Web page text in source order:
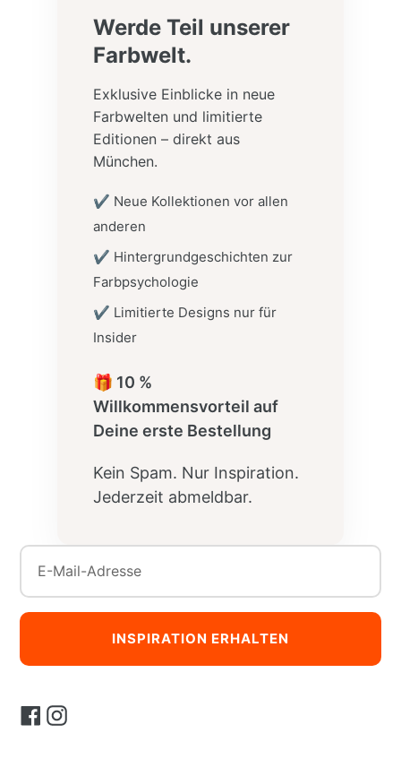
Werde Teil unserer
Farbwelt.
Exklusive Einblicke in neue
Farbwelten und limitierte
Editionen – direkt aus
München.
✔ Neue Kollektionen vor allen
anderen
✔ Hintergrundgeschichten zur
Farbpsychologie
✔ Limitierte Designs nur für
Insider
🎁 10 %
Willkommensvorteil auf
Deine erste Bestellung
Kein Spam. Nur Inspiration.
Jederzeit abmeldbar.
INSPIRATION ERHALTEN